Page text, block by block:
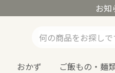
お知
おかず ご飯もの・麺